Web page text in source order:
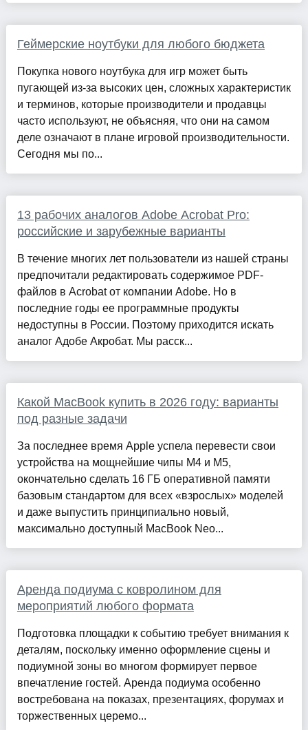
Геймерские ноутбуки для любого бюджета
Покупка нового ноутбука для игр может быть
пугающей из-за высоких цен, сложных характеристик
и терминов, которые производители и продавцы
часто используют, не объясняя, что они на самом
деле означают в плане игровой производительности.
Сегодня мы по...
13 рабочих аналогов Adobe Acrobat Pro:
российские и зарубежные варианты
В течение многих лет пользователи из нашей страны
предпочитали редактировать содержимое PDF-
файлов в Acrobat от компании Adobe. Но в
последние годы ее программные продукты
недоступны в России. Поэтому приходится искать
аналог Адобе Акробат. Мы расск...
Какой MacBook купить в 2026 году: варианты
под разные задачи
За последнее время Apple успела перевести свои
устройства на мощнейшие чипы M4 и M5,
окончательно сделать 16 ГБ оперативной памяти
базовым стандартом для всех «взрослых» моделей
и даже выпустить принципиально новый,
максимально доступный MacBook Neo...
Аренда подиума с ковролином для
мероприятий любого формата
Подготовка площадки к событию требует внимания к
деталям, поскольку именно оформление сцены и
подиумной зоны во многом формирует первое
впечатление гостей. Аренда подиума особенно
востребована на показах, презентациях, форумах и
торжественных церемо...